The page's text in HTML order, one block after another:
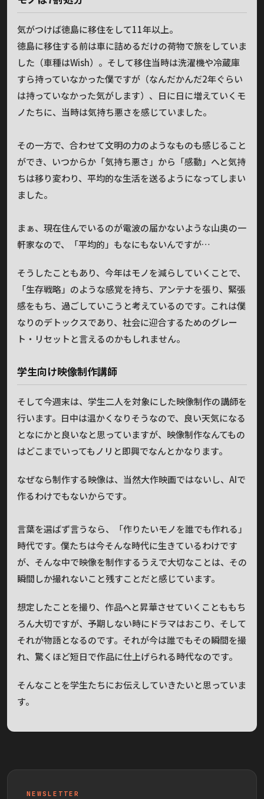
気がつけば徳島に移住をして11年以上。
徳島に移住する前は車に詰めるだけの荷物で旅をしていま
した（車種はWish）。そして移住当時は洗濯機や冷蔵庫
すら持っていなかった僕ですが（なんだかんだ2年ぐらい
は持っていなかった気がします）、日に日に増えていくモ
ノたちに、当時は気持ち悪さを感じていました。
その一方で、合わせて文明の力のようなものも感じること
ができ、いつからか「気持ち悪さ」から「感動」へと気持
ちは移り変わり、平均的な生活を送るようになってしまい
ました。
まぁ、現在住んでいるのが電波の届かないような山奥の一
軒家なので、「平均的」もなにもないんですが…
そうしたこともあり、今年はモノを減らしていくことで、
「生存戦略」のような感覚を持ち、アンテナを張り、緊張
感をもち、過ごしていこうと考えているのです。これは僕
なりのデトックスであり、社会に迎合するためのグレー
ト・リセットと言えるのかもしれません。
学生向け映像制作講師
そして今週末は、学生二人を対象にした映像制作の講師を
行います。日中は温かくなりそうなので、良い天気になる
となにかと良いなと思っていますが、映像制作なんてもの
はどこまでいってもノリと即興でなんとかなります。
なぜなら制作する映像は、当然大作映画ではないし、AIで
作るわけでもないからです。
言葉を選ばず言うなら、「作りたいモノを誰でも作れる」
時代です。僕たちは今そんな時代に生きているわけです
が、そんな中で映像を制作するうえで大切なことは、その
瞬間しか撮れないこと残すことだと感じています。
想定したことを撮り、作品へと昇華させていくことももち
ろん大切ですが、予期しない時にドラマはおこり、そして
それが物語となるのです。それが今は誰でもその瞬間を撮
れ、驚くほど短日で作品に仕上げられる時代なのです。
そんなことを学生たちにお伝えしていきたいと思っていま
す。
NEWSLETTER